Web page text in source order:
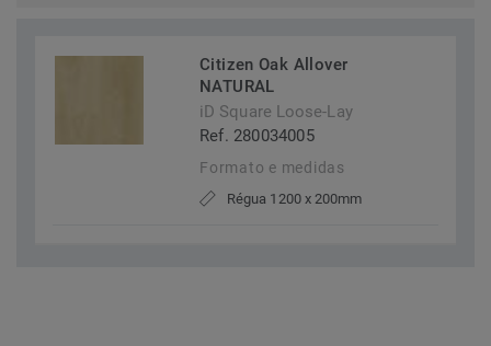
Citizen Oak Allover
NATURAL
iD Square Loose-Lay
Ref. 280034005
Formato e medidas
Régua 1200 x 200mm